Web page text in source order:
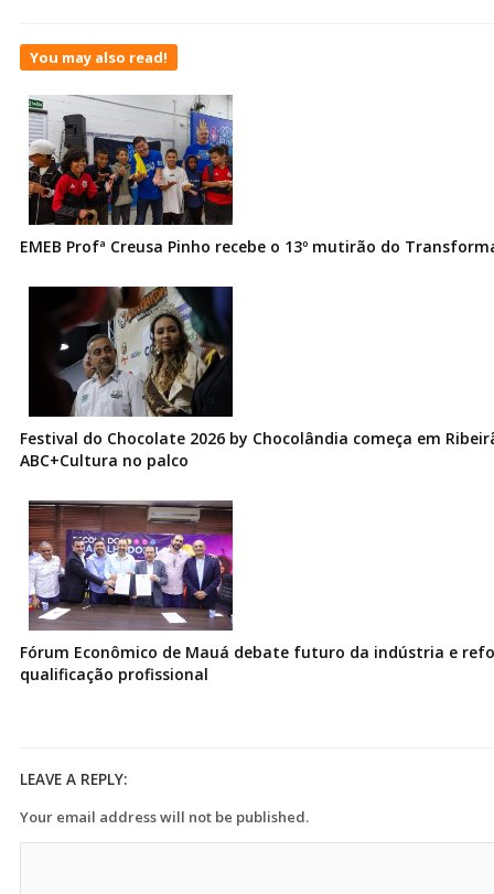
You may also read!
EMEB Profª Creusa Pinho recebe o 13º mutirão do
Festival do Chocolate 2026 by Chocolândia começa em
ABC+Cultura no palco
Fórum Econômico de Mauá debate futuro da indústria e
qualificação profissional
LEAVE A REPLY:
Your email address will not be published.